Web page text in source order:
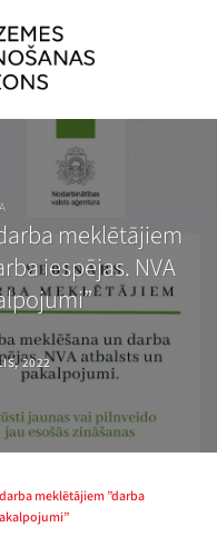
meklētājiem
iespējas. NVA
2022
meklētājiem ”darba